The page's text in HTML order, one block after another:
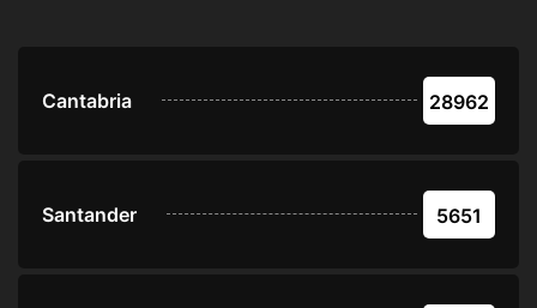
Cantabria 28962
Santander 5651